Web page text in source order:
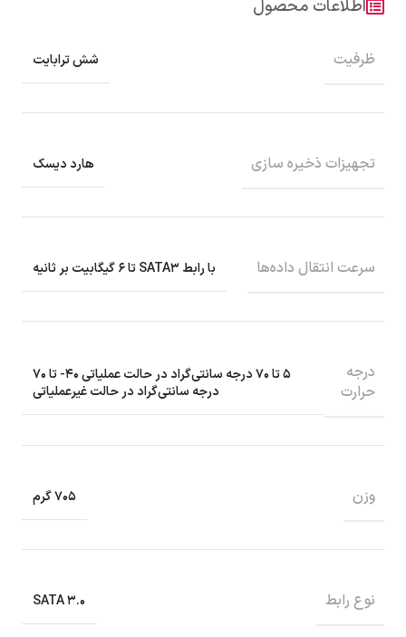
اطلاعات محصول
ظرفیت شش ترابایت
تجهیزات ذخیره سازی هارد دیسک
سرعت انتقال داده‌ها با رابط SATA۳ تا ۶ گیگابیت بر ثانیه
درجه
حرارت
۵ تا ۷۰ درجه سانتی‌گراد در حالت عملیاتی ۴۰- تا ۷۰
درجه سانتی‌گراد در حالت غیرعملیاتی
وزن ۷۰۵ گرم
نوع رابط SATA ۳.۰